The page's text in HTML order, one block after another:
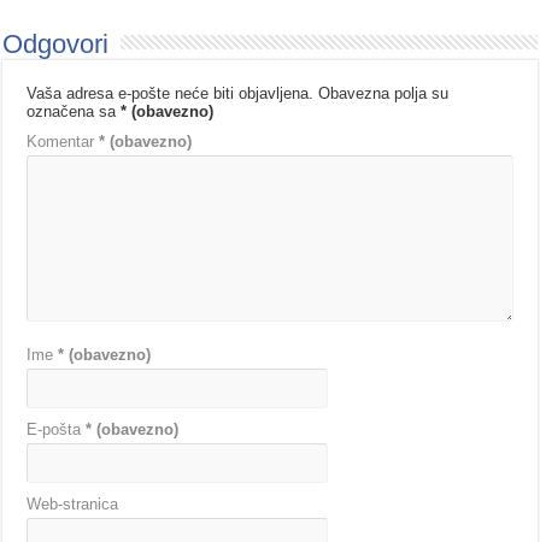
Odgovori
Vaša adresa e-pošte neće biti objavljena. Obavezna polja su
označena sa* (obavezno)
Komentar* (obavezno)
Ime* (obavezno)
E-pošta* (obavezno)
Web-stranica